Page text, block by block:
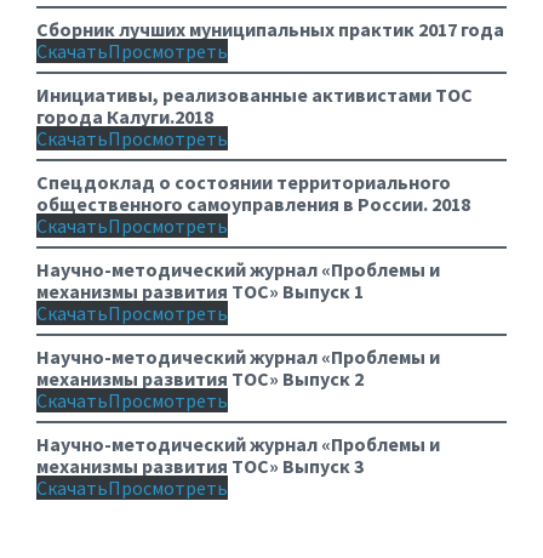
Сборник лучших муниципальных практик 2017 года
СкачатьПросмотреть
Инициативы, реализованные активистами ТОС
города Калуги.2018
СкачатьПросмотреть
Спецдоклад о состоянии территориального
общественного самоуправления в России. 2018
СкачатьПросмотреть
Научно-методический журнал «Проблемы и
механизмы развития ТОС» Выпуск 1
СкачатьПросмотреть
Научно-методический журнал «Проблемы и
механизмы развития ТОС» Выпуск 2
СкачатьПросмотреть
Научно-методический журнал «Проблемы и
механизмы развития ТОС» Выпуск 3
СкачатьПросмотреть